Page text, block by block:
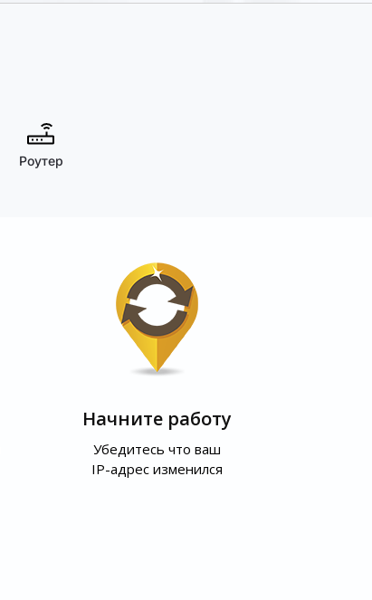
Роутер
Начните работу
Убедитесь что ваш
IP-адрес изменился